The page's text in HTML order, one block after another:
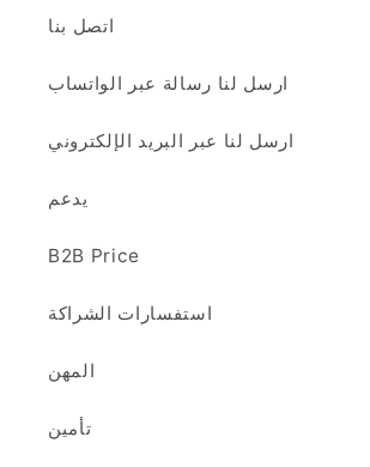
اتصل بنا
ارسل لنا رسالة عبر الواتساب
ارسل لنا عبر البريد الإلكتروني
يدعم
B2B Price
استفسارات الشراكة
المهن
تأمين